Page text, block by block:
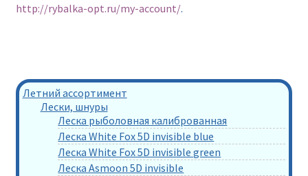
http://rybalka-opt.ru/my-account/.
Летний ассортимент
Лески, шнуры
Леска рыболовная калиброванная
Леска White Fox 5D invisible blue
Леска White Fox 5D invisible green
Леска Asmoon 5D invisible